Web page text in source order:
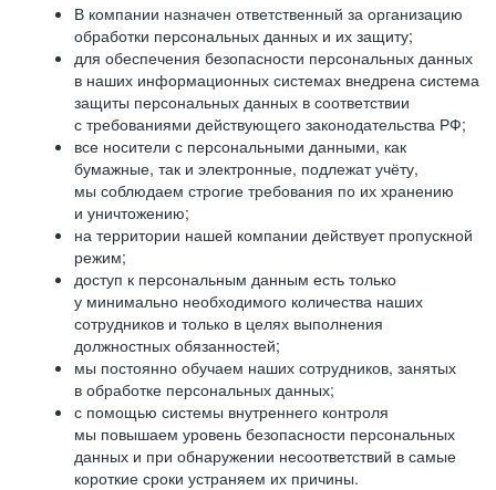
В компании назначен ответственный за организацию
обработки персональных данных и их защиту;
для обеспечения безопасности персональных данных
в наших информационных системах внедрена система
защиты персональных данных в соответствии
с требованиями действующего законодательства РФ;
все носители с персональными данными, как
бумажные, так и электронные, подлежат учёту,
мы соблюдаем строгие требования по их хранению
и уничтожению;
на территории нашей компании действует пропускной
режим;
доступ к персональным данным есть только
у минимально необходимого количества наших
сотрудников и только в целях выполнения
должностных обязанностей;
мы постоянно обучаем наших сотрудников, занятых
в обработке персональных данных;
с помощью системы внутреннего контроля
мы повышаем уровень безопасности персональных
данных и при обнаружении несоответствий в самые
короткие сроки устраняем их причины.